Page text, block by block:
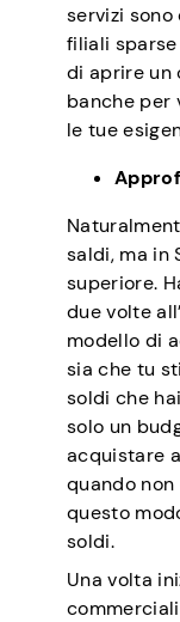
servizi
filiali
di aprire un
banche per
le tue
saldi, ma in
superiore.
due volte
modello di
sia che tu
soldi che
solo un
acquistare
quando
questo
soldi.
Una volta